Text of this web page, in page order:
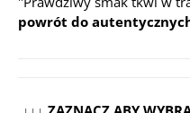
powrót do